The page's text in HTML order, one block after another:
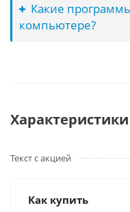
Какие
компьютере?
Характеристики
Текст с акцией
Как купить